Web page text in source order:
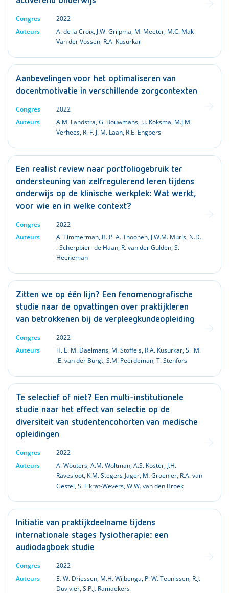
Congres
2022
Auteurs
A. de la Croix, J.W. Grijpma, M. Meeter, M.C. Mak-
Van der Vossen, R.A. Kusurkar
Aanbevelingen voor het optimaliseren van
docentmotivatie in verschillende zorgcontexten
Congres
2022
Auteurs
A.M. Landstra,G. Bouwmans, J.J. Koksma, M.J.M.
Verhees, R. F. J. M. Laan, R.E. Engbers
Een realist review naar portfoliogebruik ter
ondersteuning van zelfregulerend leren tijdens
onderwijs op de klinische werkplek: Wat werkt,
voor wie en in welke context?
Congres
2022
Auteurs
A. Timmerman, B. P. A. Thoonen, J.W.M. Muris, N.D.
. Scherpbier- de Haan, R. van der Gulden,S.
Heeneman
Zitten we op één lijn? Een fenomenografische
studie naar de opvattingen over praktijkleren
van betrokkenen bij de verpleegkundeopleiding
Congres
2022
Auteurs
H. E. M. Daelmans, M. Stoffels, R.A. Kusurkar,S. .M.
.E. van der Burgt,S.M. Peerdeman,T. Stenfors
Te selectief of niet? Een multi-institutionele
studie naar het effect van selectie op de
diversiteit van studentencohorten van medische
opleidingen
Congres
2022
Auteurs
A. Wouters,A.M. Woltman,A.S. Koster, J.H.
Ravesloot, K.M. Stegers-Jager, M. Groenier, R.A. van
Gestel,S. Fikrat-Wevers,W.W. van den Broek
Initiatie van praktijkdeelname tijdens
internationale stages fysiotherapie: een
audiodagboek studie
Congres
2022
Auteurs
E. W. Driessen, M.H. Wijbenga, P. W. Teunissen, R.J.
Duvivier,S.P.J. Ramaekers